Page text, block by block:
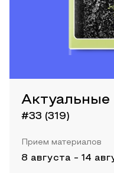
Актуальные
#33 (319)
Прием материалов
8 августа - 14